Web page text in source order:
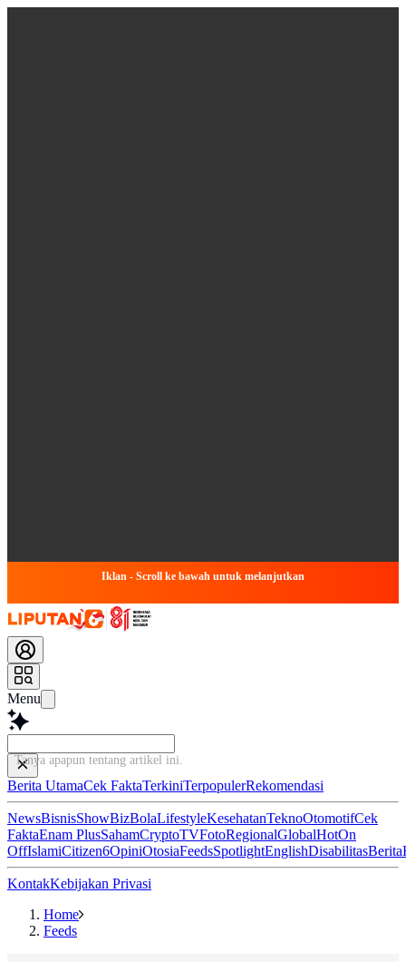
Iklan - Scroll ke bawah untuk melanjutkan
Menu
Tanya apapun tentang artikel ini..
Berita UtamaCek FaktaTerkiniTerpopulerRekomendasi
NewsBisnisShowBizBolaLifestyleKesehatanTeknoOtomotifCek
FaktaEnam PlusSahamCryptoTVFotoRegionalGlobalHotOn
OffIslamiCitizen6OpiniOtosiaFeedsSpotlightEnglishDisabilitasBerita
KontakKebijakan Privasi
Home
Feeds